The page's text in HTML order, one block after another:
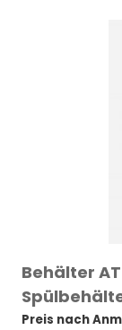
Behälter
Preis nach